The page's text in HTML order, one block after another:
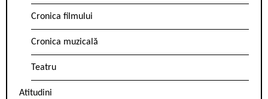
Cronica filmului
Cronica muzicală
Teatru
Atitudini